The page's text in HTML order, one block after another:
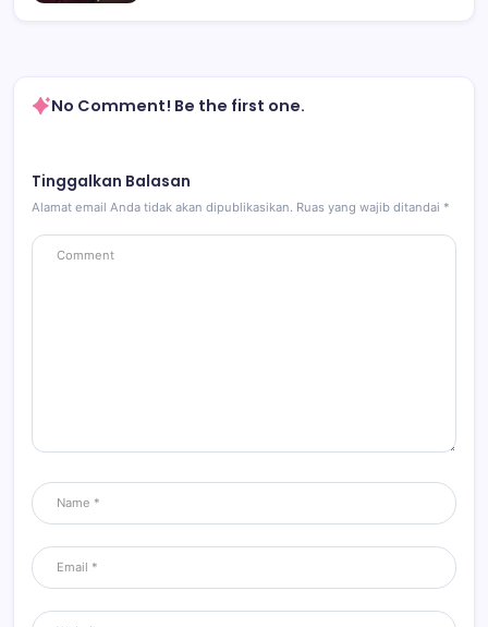
No Comment! Be the first one.
Tinggalkan Balasan
Alamat email Anda tidak akan dipublikasikan. Ruas yang wajib ditandai *